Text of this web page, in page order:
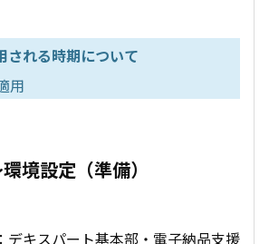
される時期について
用
境設定（準備）
デキスパート基本部・電子納品支援